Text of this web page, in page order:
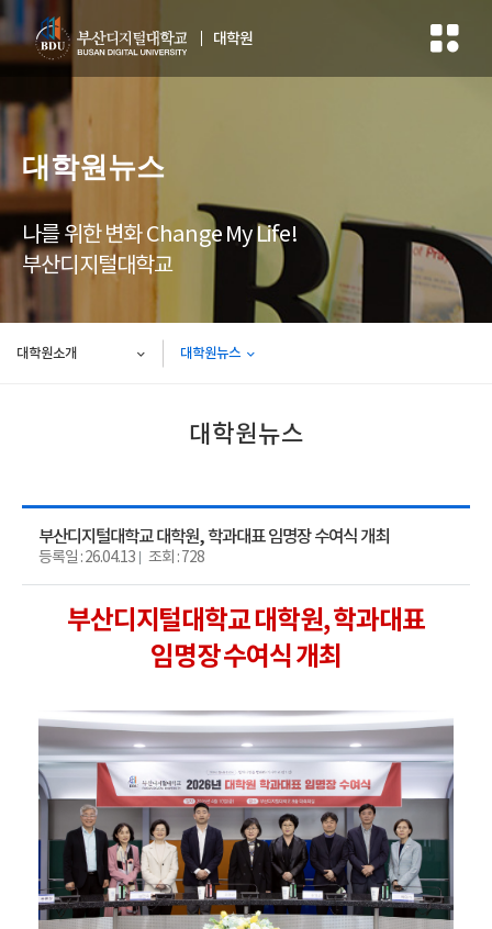
대학원
대학원뉴스
나를 위한 변화 Change My Life!
부산디지털대학교
대학원소개 대학원뉴스
대학원뉴스
부산디지털대학교 대학원, 학과대표 임명장 수여식 개최
등록일 : 26.04.13 조회 : 728
부산디지털대학교 대학원, 학과대표
임명장 수여식 개최